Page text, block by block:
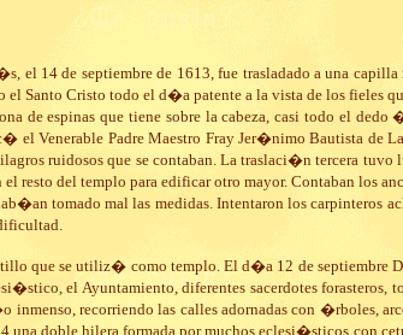
14 de septiembre de 1613, fue trasladado a una
Santo Cristo todo el d�a patente a la vista de los
espinas que tiene sobre la cabeza, casi todo el dedo
Venerable Padre Maestro Fray Jer�nimo Bautista de
ruidosos que se contaban. La traslaci�n tercera
del templo para edificar otro mayor. Contaban los
tomado mal las medidas. Intentaron los
que se utiliz� como templo. El d�a 12 de
el Ayuntamiento, diferentes sacerdotes
recorriendo las calles adornadas con �rboles,
doble hilera formada por muchos eclesi�sticos con